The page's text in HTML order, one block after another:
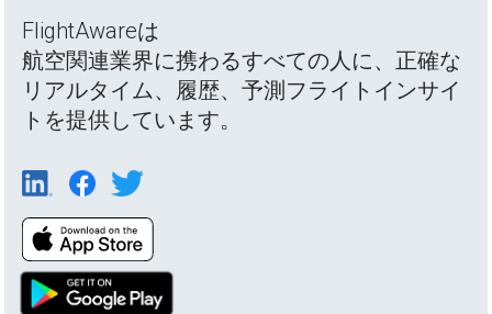
FlightAwareは
航空関連業界に携わるすべての人に、正確な
リアルタイム、履歴、予測フライトインサイ
トを提供しています。